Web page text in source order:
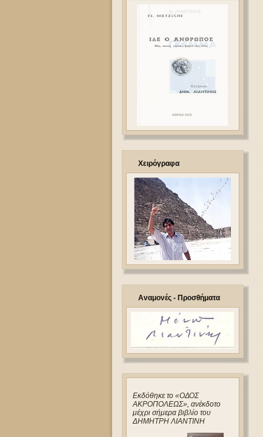
Χειρόγραφα
Αναμονές - Προσθήματα
Eκδόθηκε το «ΟΔΟΣ
ΑΚΡΟΠΟΛΕΩΣ», ανέκδοτο
μέχρι σήμερα βιβλίο του
ΔΗΜΗΤΡΗ ΛΙΑΝΤΙΝΗ